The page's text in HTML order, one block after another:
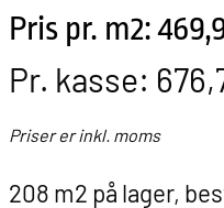
Pris pr. m2:
Pr. kasse:
Priser er inkl. moms
208 m2 på lager,